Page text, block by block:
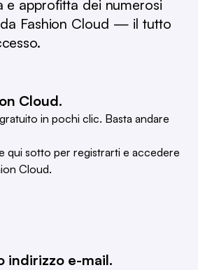
e approfitta dei numerosi
Fashion Cloud — il tutto
Cloud.
in pochi clic. Basta andare
qui sotto per registrarti e accedere
Cloud.
indirizzo e-mail.